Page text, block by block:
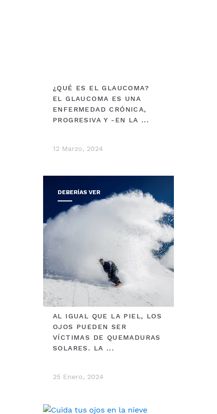
¿QUÉ ES EL GLAUCOMA?
EL GLAUCOMA ES UNA
ENFERMEDAD CRÓNICA,
PROGRESIVA Y -EN LA ...
12 Marzo, 2024
DEBERÍAS VER
AL IGUAL QUE LA PIEL, LOS
OJOS PUEDEN SER
VÍCTIMAS DE QUEMADURAS
SOLARES. LA ...
25 Enero, 2024